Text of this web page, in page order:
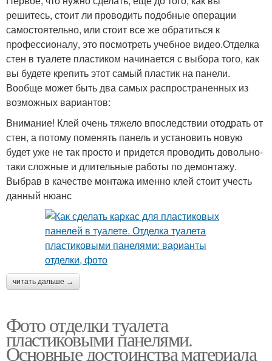
решитесь, стоит ли проводить подобные операции
самостоятельно, или стоит все же обратиться к
профессионалу, это посмотреть учебное видео.Отделка
стен в туалете пластиком начинается с выбора того, как
вы будете крепить этот самый пластик на панели.
Вообще может быть два самых распространенных из
возможных вариантов:
Внимание! Клей очень тяжело впоследствии отодрать от
стен, а потому поменять панель и установить новую
будет уже не так просто и придется проводить довольно-
таки сложные и длительные работы по демонтажу.
Выбрав в качестве монтажа именно клей стоит учесть
данный нюанс
читать дальше →
Фото отделки туалета
пластиковыми панелями.
Основные достоинства материала